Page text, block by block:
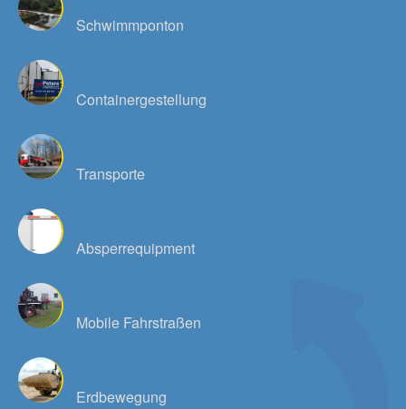
Schwimmponton
Containergestellung
Transporte
Absperrequipment
Mobile Fahrstraßen
Erdbewegung